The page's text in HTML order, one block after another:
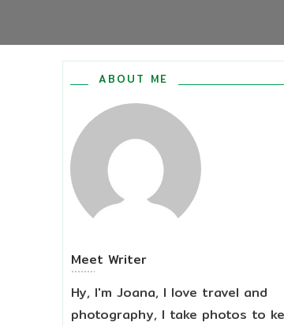
ABOUT ME
Meet Writer
Hy, I'm Joana, I love travel and
photography, I take photos to